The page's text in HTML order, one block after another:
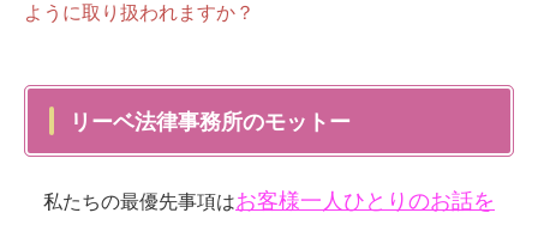
ように取り扱われますか？
リーベ法律事務所のモットー
私たちの最優先事項はお客様一人ひとりのお話を